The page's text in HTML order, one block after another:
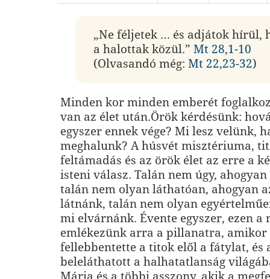
„Ne féljetek … és adjátok hírül,
a halottak közül.” Mt 28,1-10
(Olvasandó még: Mt 22,23-32)
Minden kor minden emberét
van az élet után.Örök kérdésünk:
egyszer ennek vége? Mi lesz velünk,
meghalunk? A húsvét misztériuma,
feltámadás és az örök élet az erre a
isteni válasz. Talán nem úgy,
talán nem olyan láthatóan, ahogyan
látnánk, talán nem olyan
mi elvárnánk. Évente egyszer, ezen a
emlékezünk arra a pillanatra, amikor
fellebbentette a titok elől a fátylat, és
beleláthatott a halhatatlanság